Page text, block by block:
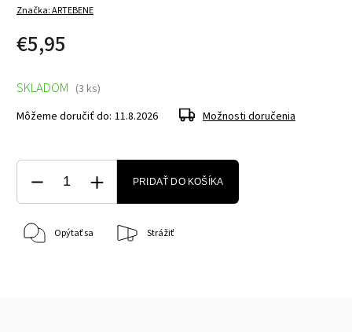
Značka:ARTEBENE
€5,95
SKLADOM (3 ks)
Môžeme doručiť do: 11.8.2026 Možnosti doručenia
PRIDAŤ DO KOŠÍKA
Opýtať sa Strážiť